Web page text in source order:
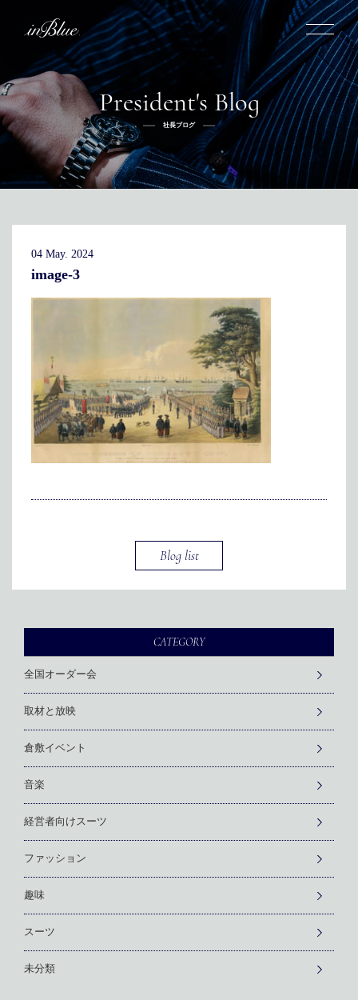
inBlueについて
inBlueの強み ヒストリー
Q&A
オーダー方法
ふるさと納税取扱方法
リボーン インタビュー
スタッフブログ
メディア掲載
中途採用
インターン
店舗概要
アクセス 会社情報
代表メッセージ
JP EN
President's Blog
社長ブログ
04 May. 2024
image-3
Blog list
CATEGORY
全国オーダー会
取材と放映
倉敷イベント
音楽
経営者向けスーツ
ファッション
趣味
スーツ
未分類